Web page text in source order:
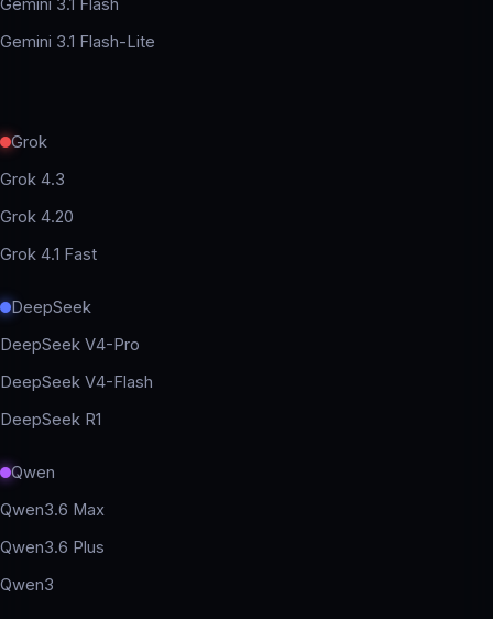
Gemini 3.1 Flash
Gemini 3.1 Flash-Lite
Grok
Grok 4.3
Grok 4.20
Grok 4.1 Fast
DeepSeek
DeepSeek V4-Pro
DeepSeek V4-Flash
DeepSeek R1
Qwen
Qwen3.6 Max
Qwen3.6 Plus
Qwen3